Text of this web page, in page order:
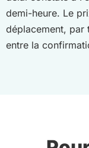
demi-heure. Le
déplacement, par
entre la